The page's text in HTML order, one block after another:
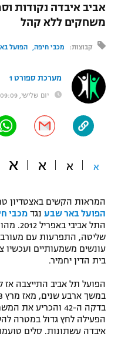
ברחבה
"מעל הליגה" –
"מחצית בשכונה" –
משתתפים וזוכים
תקנון משתתפים וזוכים
תקנון עבור פעילות ספורט 1 –
טניס
גיימינג E-Sports
תנאי שימוש
מדיניות פרטיות
תקנון פעילות ספורט 1
מכבי נתניה
בני יהודה
ליגה ברזילאית
ספורט אולימפי
UFC
היאבקות WWE
אופניים
ספורט מוטורי
בייסבול MLB
ספורט אתגרי ואקסטרים
אומנויות לחימה
גיימינג E-Sports
אביב איבדה נקודות
משחקים ללא קהל
קבוצות: מכבי חיפה הפועל
מערכת ספורט 1
יום שלישי, 09:09, 02.05.23
א א א א
המראות הקשים באצטדיון
הפועל באר שבע נגד מכבי
התל
שליטה, התפרעות עם
עונשים משמעותיים ועכשיו
בית הדין יחמיר.
הפועל תל אביב התייצבה
בדקה ה-42 והכריע
הפעילה לחץ גדול במטרה
איבדה עשתונות. סלים